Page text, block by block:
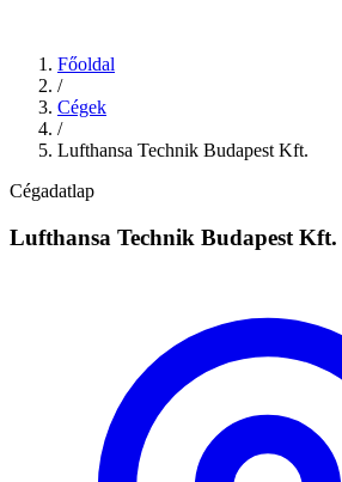
Főoldal
/
Cégek
/
Lufthansa Technik Budapest Kft.
Cégadatlap
Lufthansa Technik Budapest Kft.